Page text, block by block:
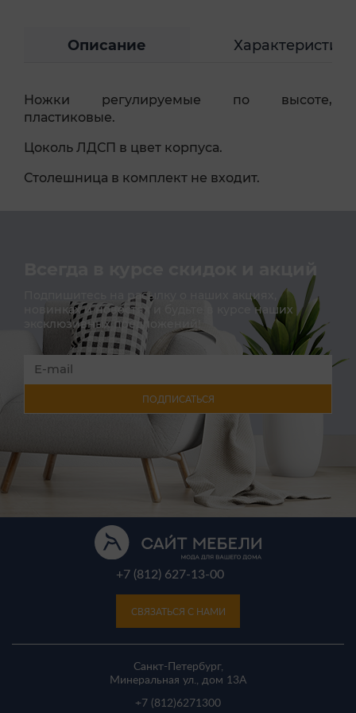
Описание Характеристики
Ножки регулируемые по высоте,
пластиковые.
Цоколь ЛДСП в цвет корпуса.
Столешница в комплект не входит.
Всегда в курсе скидок и акций
Подпишитесь на расылку о наших акциях,
новинках и новостях и будьте в курсе наших
эксклюзивных предложений!
ПОДПИСАТЬСЯ
+7 (812) 627-13-00
СВЯЗАТЬСЯ С НАМИ
Санкт-Петербург,
Минеральная ул., дом 13A
+7 (812)6271300